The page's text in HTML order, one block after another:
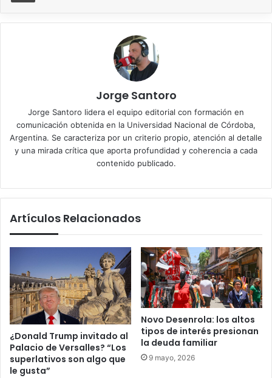
Jorge Santoro
Jorge Santoro lidera el equipo editorial con formación en
comunicación obtenida en la Universidad Nacional de Córdoba,
Argentina. Se caracteriza por un criterio propio, atención al detalle
y una mirada crítica que aporta profundidad y coherencia a cada
contenido publicado.
Artículos Relacionados
¿Donald Trump invitado al
Palacio de Versalles? “Los
superlativos son algo que
le gusta”
Novo Desenrola: los altos
tipos de interés presionan
la deuda familiar
9 mayo, 2026